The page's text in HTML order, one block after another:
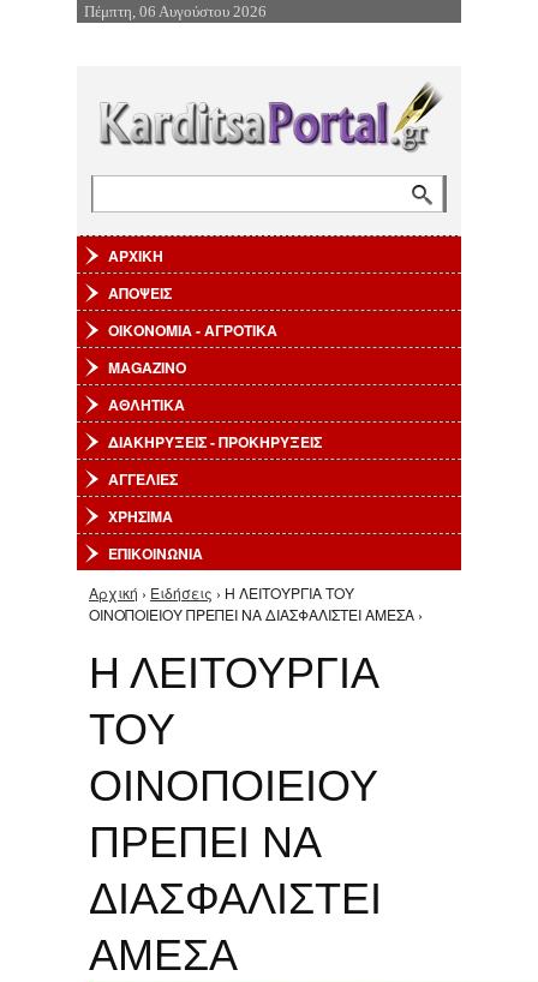
Επιστροφή στην Πλοήγηση
Πέμπτη, 06 Αυγούστου 2026
ΑΡΧΙΚΗ
ΑΠΟΨΕΙΣ
ΟΙΚΟΝΟΜΙΑ - ΑΓΡΟΤΙΚΑ
MAGAZINO
ΑΘΛΗΤΙΚΑ
ΔΙΑΚΗΡΥΞΕΙΣ - ΠΡΟΚΗΡΥΞΕΙΣ
ΑΓΓΕΛΙΕΣ
ΧΡΗΣΙΜΑ
ΕΠΙΚΟΙΝΩΝΙΑ
Είστε εδώ
Αρχική › Ειδήσεις › Η ΛΕΙΤΟΥΡΓΙΑ ΤΟΥ
ΟΙΝΟΠΟΙΕΙΟΥ ΠΡΕΠΕΙ ΝΑ ΔΙΑΣΦΑΛΙΣΤΕΙ ΑΜΕΣΑ ›
Η ΛΕΙΤΟΥΡΓΙΑ
ΤΟΥ
ΟΙΝΟΠΟΙΕΙΟΥ
ΠΡΕΠΕΙ ΝΑ
ΔΙΑΣΦΑΛΙΣΤΕΙ
ΑΜΕΣΑ